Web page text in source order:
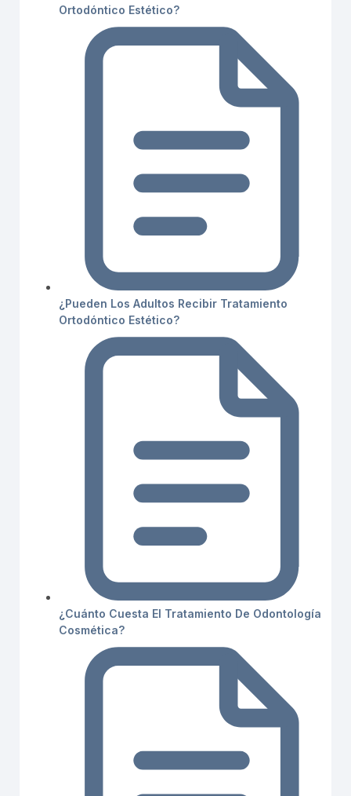
Ortodóntico Estético?
¿Pueden Los Adultos Recibir Tratamiento
Ortodóntico Estético?
¿Cuánto Cuesta El Tratamiento De Odontología
Cosmética?